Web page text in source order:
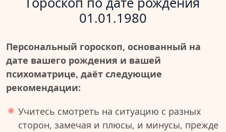
01.01.1980
Персональный гороскоп, основанный на
дате вашего рождения и вашей
психоматрице, даёт следующие
рекомендации:
Учитесь смотреть на ситуацию с разных
сторон, замечая и плюсы, и минусы, прежде